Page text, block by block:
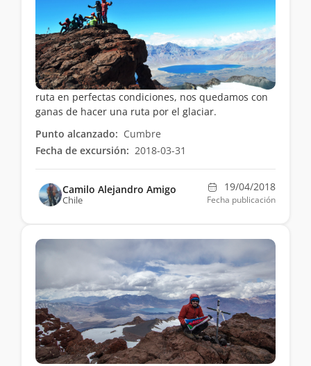
ruta en perfectas condiciones, nos quedamos con
ganas de hacer una ruta por el glaciar.
Punto alcanzado: Cumbre
Fecha de excursión: 2018-03-31
Camilo Alejandro Amigo
Chile
19/04/2018
Fecha publicación